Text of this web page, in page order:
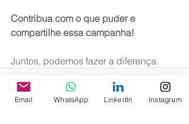
Contribua com o que puder e
compartilhe essa campanha!
Juntos, podemos fazer a diferença.
Email WhatsApp LinkedIn Instagram